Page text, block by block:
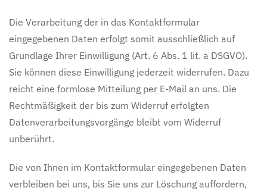
Die Verarbeitung der in das Kontaktformular
eingegebenen Daten erfolgt somit ausschließlich auf
Grundlage Ihrer Einwilligung (Art. 6 Abs. 1 lit. a DSGVO).
Sie können diese Einwilligung jederzeit widerrufen. Dazu
reicht eine formlose Mitteilung per E-Mail an uns. Die
Rechtmäßigkeit der bis zum Widerruf erfolgten
Datenverarbeitungsvorgänge bleibt vom Widerruf
unberührt.
Die von Ihnen im Kontaktformular eingegebenen Daten
verbleiben bei uns, bis Sie uns zur Löschung auffordern,